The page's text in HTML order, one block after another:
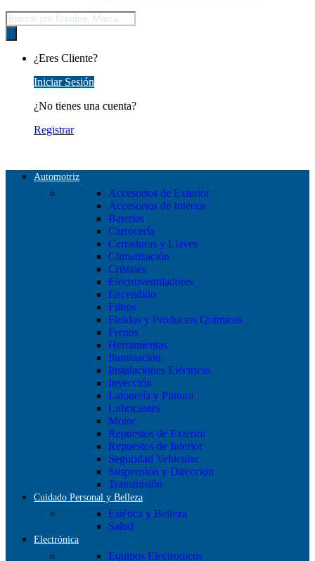
Búsqueda
de
productos
¿Eres Cliente?
Iniciar Sesión
¿No tienes una cuenta?
Registrar
Automotriz
Accesorios de Exterior
Accesorios de Interior
Baterías
Carrocería
Cerraduras y Llaves
Climatización
Cristales
Electroventiladores
Encendido
Filtros
Fluídos y Productos Químicos
Frenos
Herramientas
Iluminación
Instalaciones Eléctricas
Inyección
Latonería y Pintura
Lubricantes
Motor
Repuestos de Exterior
Repuestos de Interior
Seguridad Vehicular
Suspensión y Dirección
Transmisión
Cuidado Personal y Belleza
Estética y Belleza
Salud
Electrónica
Equipos Electronicos